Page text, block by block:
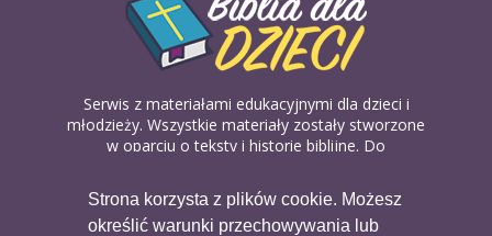
Strona korzysta z plików cookie. Możesz
określić warunki przechowywania lub
Serwis z materiałami edukacyjnymi dla dzieci i
młodzieży. Wszystkie materiały zostały stworzone
w oparciu o teksty i historie biblijne. Do
biblijnych. Można je pobierać, drukować i
udostępniać bez żadnych opłat. Materiałów
dostępnych na serwisie nie można wykorzystywać